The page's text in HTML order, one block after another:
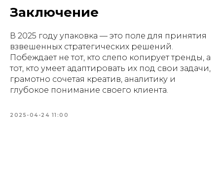
Заключение
В 2025 году упаковка — это поле для принятия
взвешенных стратегических решений.
Побеждает не тот, кто слепо копирует тренды, а
тот, кто умеет адаптировать их под свои задачи,
грамотно сочетая креатив, аналитику и
глубокое понимание своего клиента.
2025-04-24 11:00